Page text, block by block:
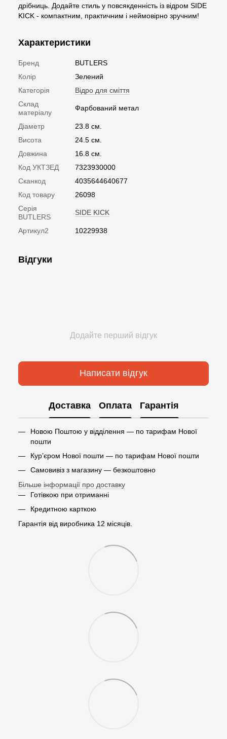
дрібниць. Додайте стиль у повсякденність із відром SIDE
KICK - компактним, практичним і неймовірно зручним!
Характеристики
Бренд
BUTLERS
Колір
Зелений
Категорія
Відро для сміття
Склад
матеріалу
Фарбований метал
Діаметр
23.8 см.
Висота
24.5 см.
Довжина
16.8 см.
Код УКТЗЕД
7323930000
Сканкод
4035644640677
Код товару
26098
Серія
BUTLERS
SIDE KICK
Артикул2 10229938
Відгуки
Додайте перший відгук
Написати відгук
Доставка Оплата Гарантія
Новою Поштою у відділення — по тарифам Нової
пошти
Кур’єром Нової пошти — по тарифам Нової пошти
Самовивіз з магазину — безкоштовно
Більше інформації про доставку
Готівкою при отриманні
Кредитною карткою
Гарантія від виробника 12 місяців.